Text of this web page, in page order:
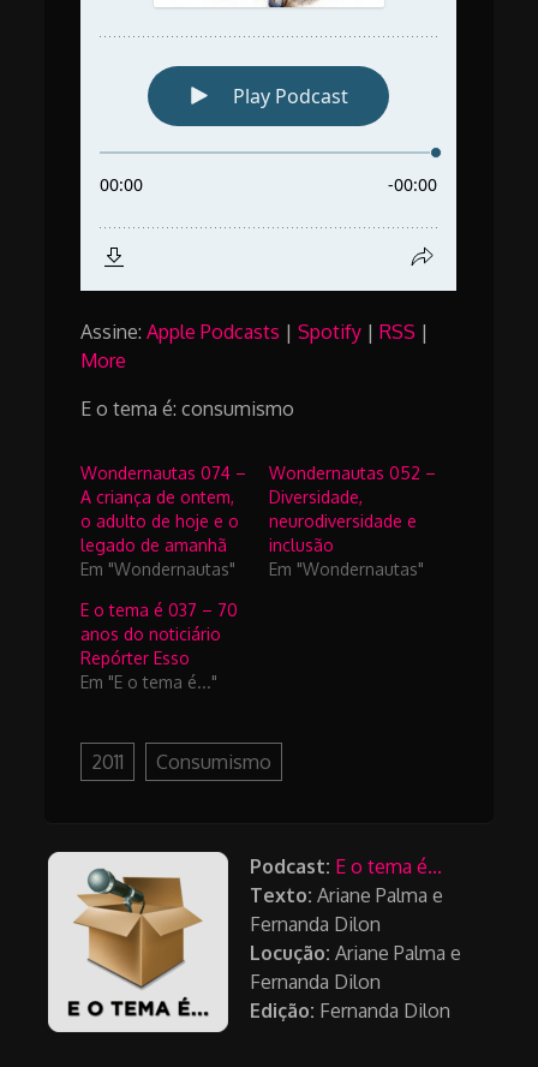
Assine:Apple Podcasts |Spotify |RSS |
More
E o tema é: consumismo
Wondernautas 074 –
A criança de ontem,
o adulto de hoje e o
legado de amanhã
Em "Wondernautas"
Wondernautas 052 –
Diversidade,
neurodiversidade e
inclusão
Em "Wondernautas"
E o tema é 037 – 70
anos do noticiário
Repórter Esso
Em "E o tema é..."
2011 Consumismo
Podcast: E o tema é...
Texto: Ariane Palma e
Fernanda Dilon
Locução: Ariane Palma e
Fernanda Dilon
Edição: Fernanda Dilon